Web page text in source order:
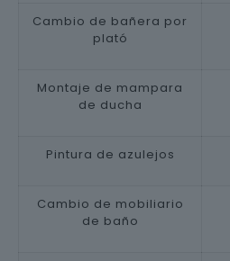
Cambio de bañera por
plató
Montaje de mampara
de ducha
Pintura de azulejos
Cambio de mobiliario
de baño